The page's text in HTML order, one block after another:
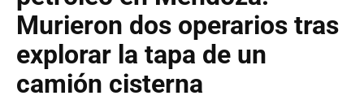
Murieron dos operarios tras
explorar la tapa de un
camión cisterna